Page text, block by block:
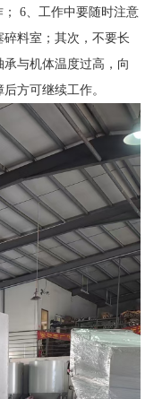
6、工作中要随时注意
料室；其次，不要长
与机体温度过高，向
方可继续工作。